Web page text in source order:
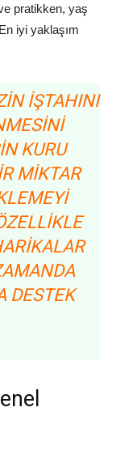
pratikken, yaş
iyi yaklaşım
IŞTAHINI
KURU
MIKTAR
DESTEK